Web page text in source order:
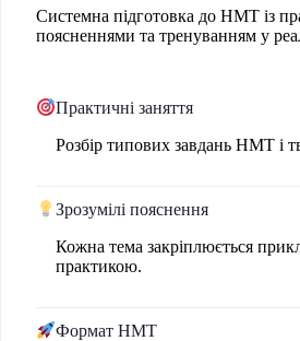
Системна підготовка до НМТ із
поясненнями та тренуванням у
Практичні заняття
Розбір типових завдань НМТ і
Зрозумілі пояснення
Кожна тема закріплюється
практикою.
Формат НМТ